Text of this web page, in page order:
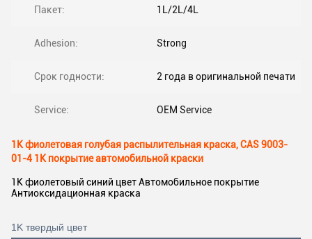
Пакет: 1L/2L/4L
Adhesion: Strong
Срок годности: 2 года в оригинальной печати
Service: OEM Service
1K фиолетовая голубая распылительная краска, CAS 9003-
01-4 1K покрытие автомобильной краски
1K фиолетовый синий цвет Автомобильное покрытие
Антиоксидационная краска
1K твердый цвет